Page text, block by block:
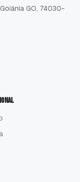
GO, 74030-